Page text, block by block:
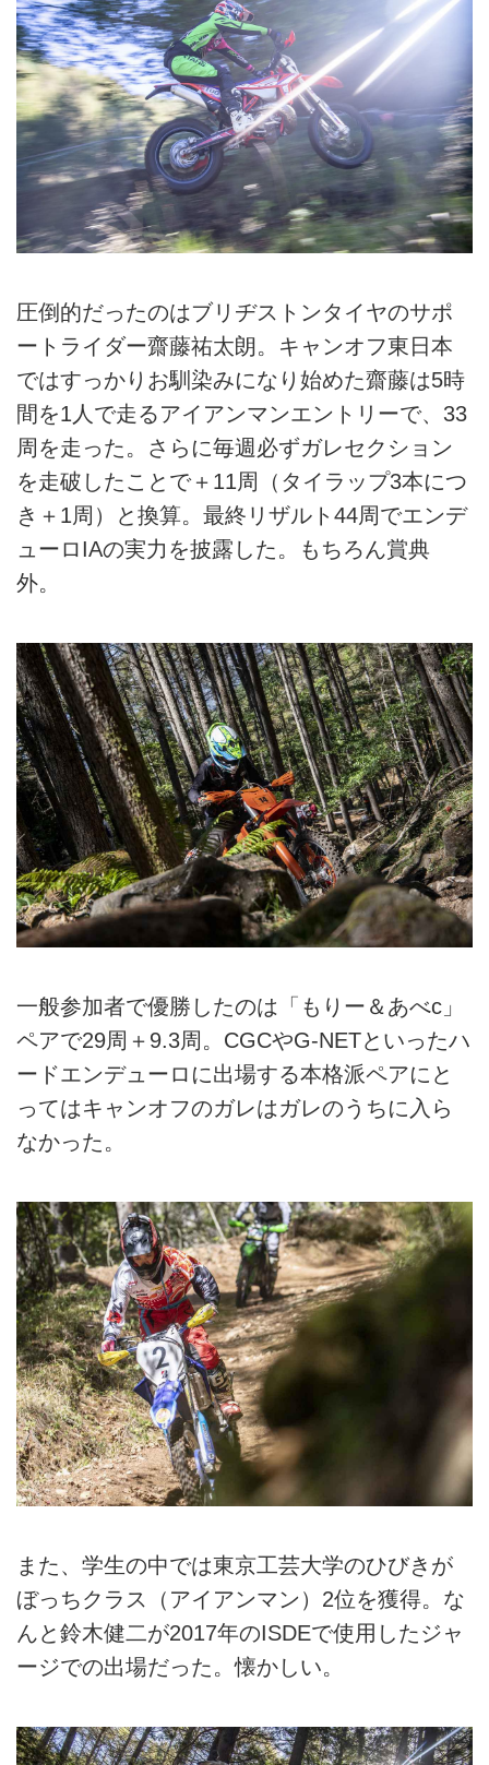
圧倒的だったのはブリヂストンタイヤのサポ
ートライダー齋藤祐太朗。キャンオフ東日本
ではすっかりお馴染みになり始めた齋藤は5時
間を1人で走るアイアンマンエントリーで、33
周を走った。さらに毎週必ずガレセクション
を走破したことで＋11周（タイラップ3本につ
き＋1周）と換算。最終リザルト44周でエンデ
ューロIAの実力を披露した。もちろん賞典
外。
一般参加者で優勝したのは「もりー＆あべc」
ペアで29周＋9.3周。CGCやG-NETといったハ
ードエンデューロに出場する本格派ペアにと
ってはキャンオフのガレはガレのうちに入ら
なかった。
また、学生の中では東京工芸大学のひびきが
ぼっちクラス（アイアンマン）2位を獲得。な
んと鈴木健二が2017年のISDEで使用したジャ
ージでの出場だった。懐かしい。